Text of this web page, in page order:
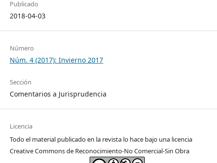
Publicado
2018-04-03
Número
Núm. 4 (2017): Invierno 2017
Sección
Comentarios a Jurisprudencia
Licencia
Todo el material publicado en la revista lo hace bajo una licencia
Creative Commons de Reconocimiento-No Comercial-Sin Obra